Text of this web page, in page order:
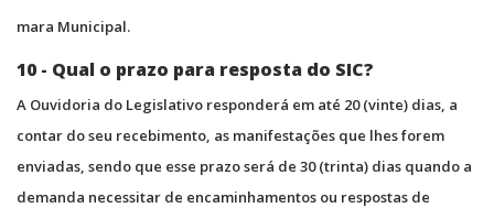
mara Municipal.
10 - Qual o prazo para resposta do SIC?
A Ouvidoria do Legislativo responderá em até 20 (vinte) dias, a
contar do seu recebimento, as manifestações que lhes forem
enviadas, sendo que esse prazo será de 30 (trinta) dias quando a
demanda necessitar de encaminhamentos ou respostas de